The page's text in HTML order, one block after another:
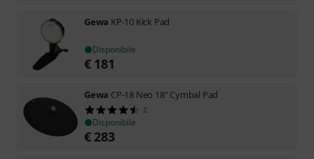
Gewa KP-10 Kick Pad
Disponibile
€ 181
Gewa CP-18 Neo 18" Cymbal Pad
2
Disponibile
€ 283